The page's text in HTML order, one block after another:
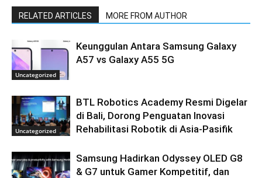
RELATED ARTICLES MORE FROM AUTHOR
Uncategorized
Keunggulan Antara Samsung Galaxy
A57 vs Galaxy A55 5G
Uncategorized
BTL Robotics Academy Resmi Digelar
di Bali, Dorong Penguatan Inovasi
Rehabilitasi Robotik di Asia-Pasifik
Samsung Hadirkan Odyssey OLED G8
& G7 untuk Gamer Kompetitif, dan